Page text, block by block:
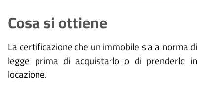
Cosa si ottiene
La certificazione che un immobile sia a norma di
legge prima di acquistarlo o di prenderlo in
locazione.